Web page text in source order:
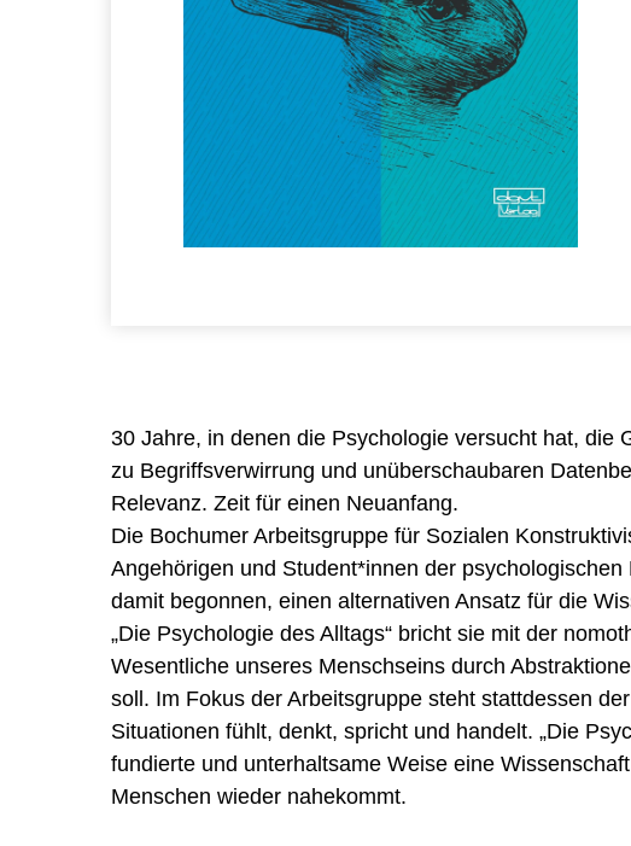
30 Jahre, in denen die Psychologie versucht hat, die
zu Begriffsverwirrung und unüberschaubaren
Relevanz. Zeit für einen Neuanfang.
Die Bochumer Arbeitsgruppe für Sozialen
Angehörigen und Student*innen der
damit begonnen, einen alternativen Ansatz für die
„Die Psychologie des Alltags“ bricht sie mit der
Wesentliche unseres Menschseins durch
soll. Im Fokus der Arbeitsgruppe steht stattdessen
Situationen fühlt, denkt, spricht und handelt. „Die
fundierte und unterhaltsame Weise eine
Menschen wieder nahekommt.